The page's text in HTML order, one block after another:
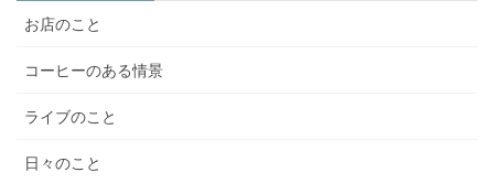
お店のこと
コーヒーのある情景
ライブのこと
日々のこと